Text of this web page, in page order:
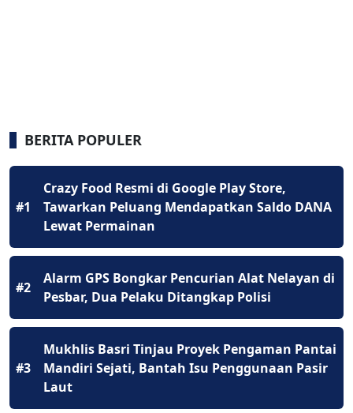
BERITA POPULER
#1
Crazy Food Resmi di Google Play Store,
Tawarkan Peluang Mendapatkan Saldo DANA
Lewat Permainan
#2
Alarm GPS Bongkar Pencurian Alat Nelayan di
Pesbar, Dua Pelaku Ditangkap Polisi
#3
Mukhlis Basri Tinjau Proyek Pengaman Pantai
Mandiri Sejati, Bantah Isu Penggunaan Pasir
Laut